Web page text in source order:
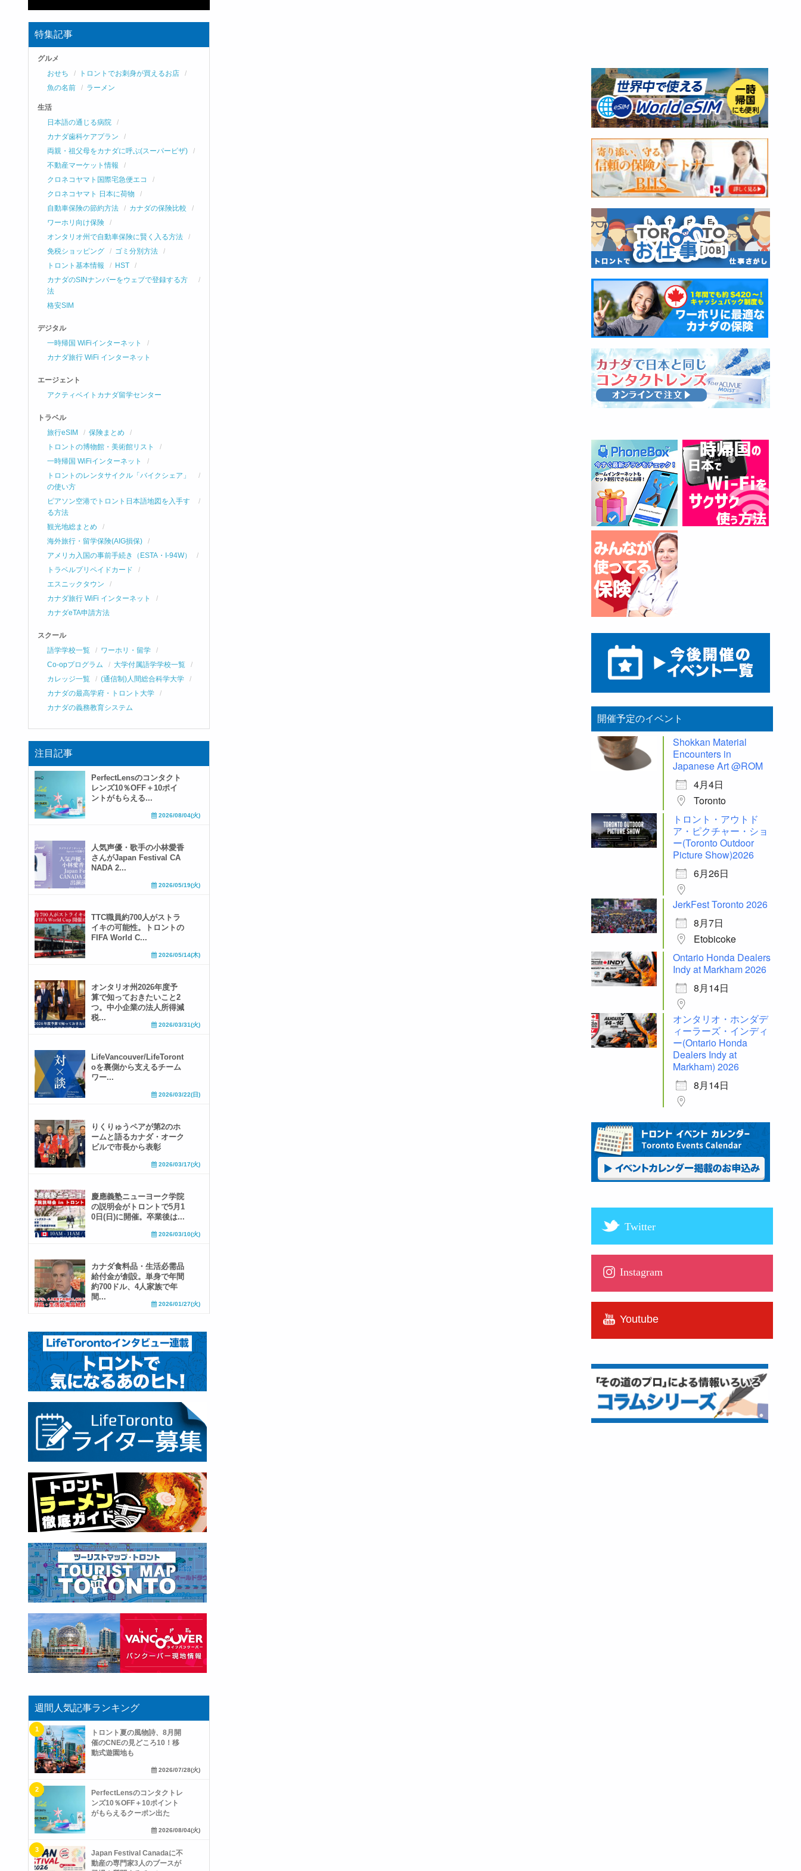
特集記事
グルメ
おせち
トロントでお刺身が買えるお店
魚の名前
ラーメン
生活
日本語の通じる病院
カナダ歯科ケアプラン
両親・祖父母をカナダに呼ぶ(スーパービザ)
不動産マーケット情報
クロネコヤマト国際宅急便エコ
クロネコヤマト 日本に荷物
自動車保険の節約方法
カナダの保険比較
ワーホリ向け保険
オンタリオ州で自動車保険に賢く入る方法
免税ショッピング
ゴミ分別方法
トロント基本情報
HST
カナダのSINナンバーをウェブで登録する方
法
格安SIM
デジタル
一時帰国 WiFiインターネット
カナダ旅行 WiFi インターネット
エージェント
アクティベイトカナダ留学センター
トラベル
旅行eSIM
保険まとめ
トロントの博物館・美術館リスト
一時帰国 WiFiインターネット
トロントのレンタサイクル「バイクシェア」
の使い方
ピアソン空港でトロント日本語地図を入手す
る方法
観光地総まとめ
海外旅行・留学保険(AIG損保)
アメリカ入国の事前手続き（ESTA・I-94W）
トラベルプリペイドカード
エスニックタウン
カナダ旅行 WiFi インターネット
カナダeTA申請方法
スクール
語学学校一覧
ワーホリ・留学
Co-opプログラム
大学付属語学学校一覧
カレッジ一覧
(通信制)人間総合科学大学
カナダの最高学府・トロント大学
カナダの義務教育システム
注目記事
PerfectLensのコンタクト
レンズ10％OFF＋10ポイ
ントがもらえる...
2026/08/04(火)
人気声優・歌手の小林愛香
さんがJapan Festival CA
NADA 2...
2026/05/19(火)
TTC職員約700人がストラ
イキの可能性。トロントの
FIFA World C...
2026/05/14(木)
オンタリオ州2026年度予
算で知っておきたいこと2
つ。中小企業の法人所得減
税...
2026/03/31(火)
LifeVancouver/LifeToront
oを裏側から支えるチーム
ワー...
2026/03/22(日)
りくりゅうペアが第2のホ
ームと語るカナダ・オーク
ビルで市長から表彰
2026/03/17(火)
慶應義塾ニューヨーク学院
の説明会がトロントで5月1
0日(日)に開催。卒業後は...
2026/03/10(火)
カナダ食料品・生活必需品
給付金が創設。単身で年間
約700ドル、4人家族で年
間...
2026/01/27(火)
週間人気記事ランキング
トロント夏の風物詩、8月開
催のCNEの見どころ10！移
動式遊園地も
2026/07/28(火)
PerfectLensのコンタクトレ
ンズ10％OFF＋10ポイント
がもらえるクーポン出た
2026/08/04(火)
Japan Festival Canadaに不
動産の専門家3人のブースが
開催予定のイベント
Shokkan Material
Encounters in
Japanese Art @ROM
4月4日
Toronto
トロント・アウトド
ア・ピクチャー・ショ
ー(Toronto Outdoor
Picture Show)2026
6月26日
JerkFest Toronto 2026
8月7日
Etobicoke
Ontario Honda Dealers
Indy at Markham 2026
8月14日
オンタリオ・ホンダデ
ィーラーズ・インディ
ー(Ontario Honda
Dealers Indy at
Markham) 2026
8月14日
Twitter
Instagram
Youtube